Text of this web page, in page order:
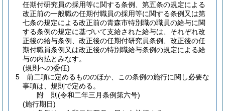
任期付研究員の採用等に関する条例、第五条の規定による
改正前の一般職の任期付職員の採用等に関する条例又は第
七条の規定による改正前の青森市特別職の職員の給与に関
する条例の規定に基づいて支給された給与は、それぞれ改
正後の給与条例、改正後の任期付研究員条例、改正後の任
期付職員条例又は改正後の特別職給与条例の規定による給
与の内払とみなす。
(規則への委任)
5
前二項に定めるもののほか、この条例の施行に関し必要な
事項は、規則で定める。
附 則(令和二年三月条例第六号)
(施行期日)